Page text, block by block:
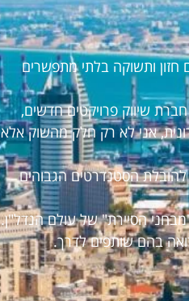
עם חזון ותשוקה בלתי מתפשרים
שיווק פרויקטים חדשים,
אני לא רק חלק מהשוק אלא
להובלת הסטנדרטים הגבוהים
הסיירת" של עולם הנדל"ן.
בהם שותפים לדרך.